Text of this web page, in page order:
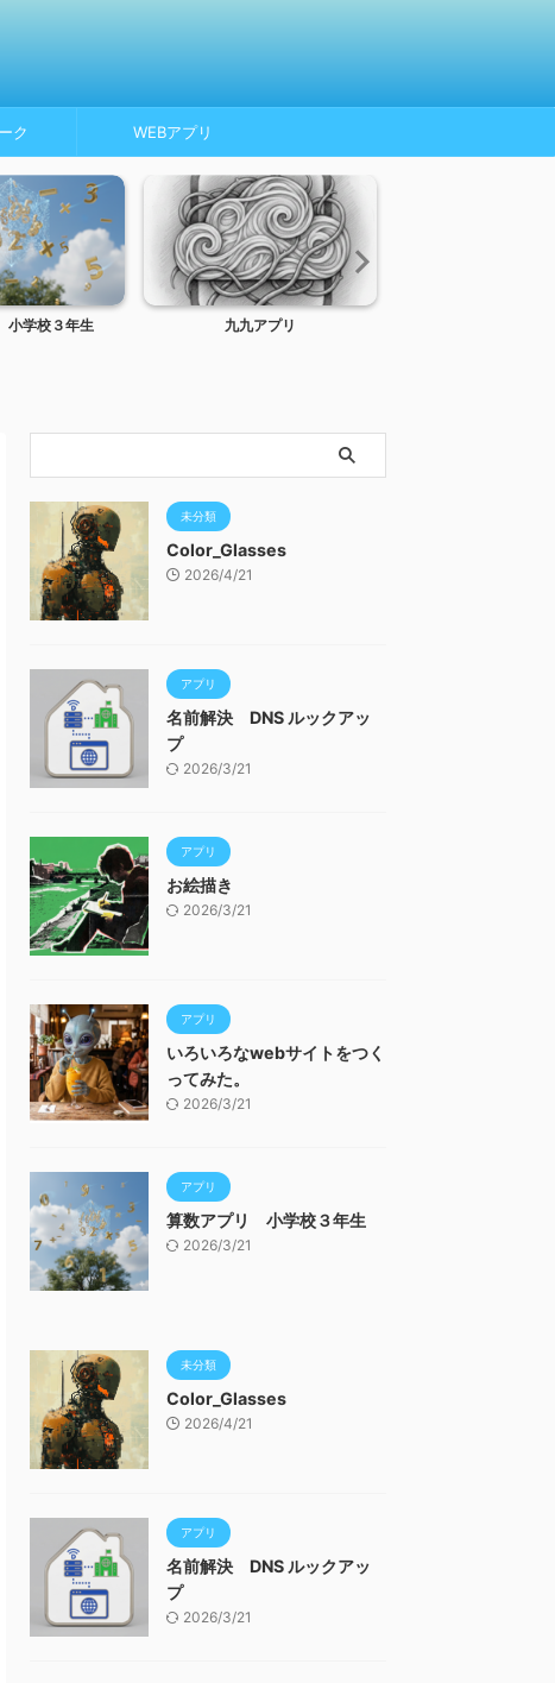
ク WEBアプリ
学校３年生 九九アプリ
未分類
Color_Glasses
2026/4/21
アプリ
名前解決 DNS ルックアッ
プ
2026/3/21
アプリ
お絵描き
2026/3/21
アプリ
いろいろなwebサイトをつく
ってみた。
2026/3/21
アプリ
算数アプリ 小学校３年生
2026/3/21
未分類
Color_Glasses
2026/4/21
アプリ
名前解決 DNS ルックアッ
プ
2026/3/21